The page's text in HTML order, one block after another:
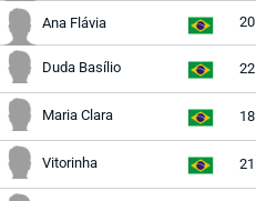
Ana Flávia 20
Duda Basílio 22
Maria Clara 18
Vitorinha 21